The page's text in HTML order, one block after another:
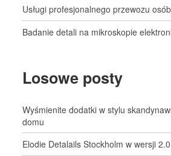
Usługi profesjonalnego przewozu
Badanie detali na mikroskopie
Losowe posty
Wyśmienite dodatki w stylu
domu
Elodie Detalails Stockholm w wersji 2.0